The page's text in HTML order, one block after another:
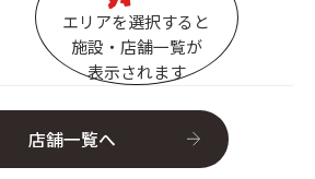
エリアを選択すると
施設・店舗一覧が
表示されます
店舗一覧へ